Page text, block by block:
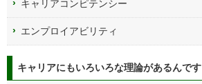
キャリアコンピテンシー
エンプロイアビリティ
キャリアにもいろいろな理論があるんです